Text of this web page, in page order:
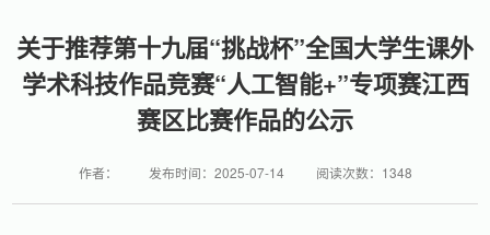
关于推荐第十九届“挑战杯”全国大学生课外
学术科技作品竞赛“人工智能+”专项赛江西
赛区比赛作品的公示
作者： 发布时间：2025-07-14 阅读次数： 1348